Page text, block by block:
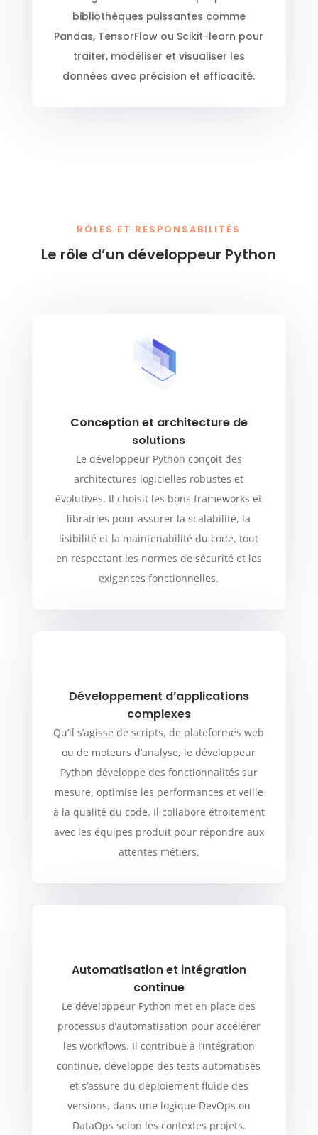
bibliothèques puissantes comme
Pandas, TensorFlow ou Scikit-learn pour
traiter, modéliser et visualiser les
données avec précision et efficacité.
RÔLES ET RESPONSABILITÉS
Le rôle d’un développeur Python
Conception et architecture de
solutions
Le développeur Python conçoit des
architectures logicielles robustes et
évolutives. Il choisit les bons frameworks et
librairies pour assurer la scalabilité, la
lisibilité et la maintenabilité du code, tout
en respectant les normes de sécurité et les
exigences fonctionnelles.
Développement d’applications
complexes
Qu’il s’agisse de scripts, de plateformes web
ou de moteurs d’analyse, le développeur
Python développe des fonctionnalités sur
mesure, optimise les performances et veille
à la qualité du code. Il collabore étroitement
avec les équipes produit pour répondre aux
attentes métiers.
Automatisation et intégration
continue
Le développeur Python met en place des
processus d’automatisation pour accélérer
les workflows. Il contribue à l’intégration
continue, développe des tests automatisés
et s’assure du déploiement fluide des
versions, dans une logique DevOps ou
DataOps selon les contextes projets.